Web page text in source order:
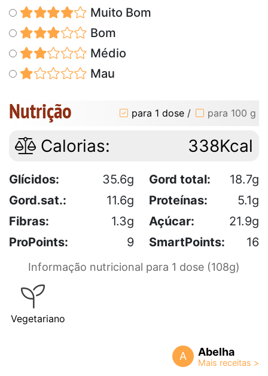
Muito Bom
Bom
Médio
Mau
Nutrição para 1 dose / para 100 g
Calorias: 338Kcal
Glícidos: 35.6g Gord total:
18.7g
Gord.sat.:
11.6g Proteínas:
5.1g
Fibras:
1.3g Açúcar:
21.9g
ProPoints:
9 SmartPoints: 16
Informação nutricional para 1 dose (108g)
Vegetariano
A Abelha